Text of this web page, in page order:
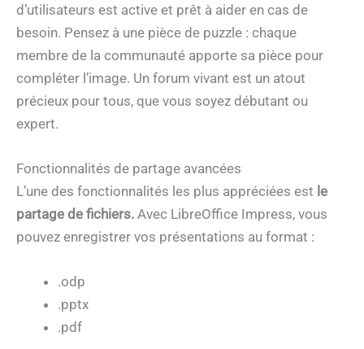
d’utilisateurs est active et prêt à aider en cas de
besoin. Pensez à une pièce de puzzle : chaque
membre de la communauté apporte sa pièce pour
compléter l’image. Un forum vivant est un atout
précieux pour tous, que vous soyez débutant ou
expert.
Fonctionnalités de partage avancées
L’une des fonctionnalités les plus appréciées est le
partage de fichiers. Avec LibreOffice Impress, vous
pouvez enregistrer vos présentations au format :
.odp
.pptx
.pdf